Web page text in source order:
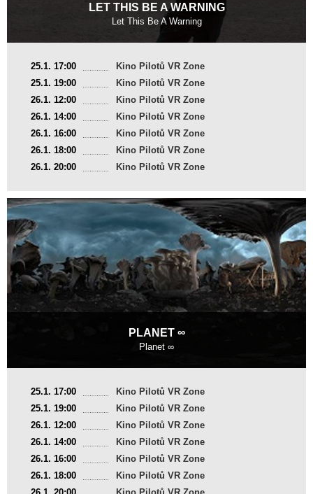
LET THIS BE A WARNING
Let This Be A Warning
2017, 11 min
Režie:Jim Chuchu
25.1. 17:00
Kino Pilotů VR Zone
25.1. 19:00
Kino Pilotů VR Zone
26.1. 12:00
Kino Pilotů VR Zone
26.1. 14:00
Kino Pilotů VR Zone
26.1. 16:00
Kino Pilotů VR Zone
26.1. 18:00
Kino Pilotů VR Zone
26.1. 20:00
Kino Pilotů VR Zone
PLANET ∞
Planet ∞
2017, 7 min
Režie:Momoko Seto
25.1. 17:00
Kino Pilotů VR Zone
25.1. 19:00
Kino Pilotů VR Zone
26.1. 12:00
Kino Pilotů VR Zone
26.1. 14:00
Kino Pilotů VR Zone
26.1. 16:00
Kino Pilotů VR Zone
26.1. 18:00
Kino Pilotů VR Zone